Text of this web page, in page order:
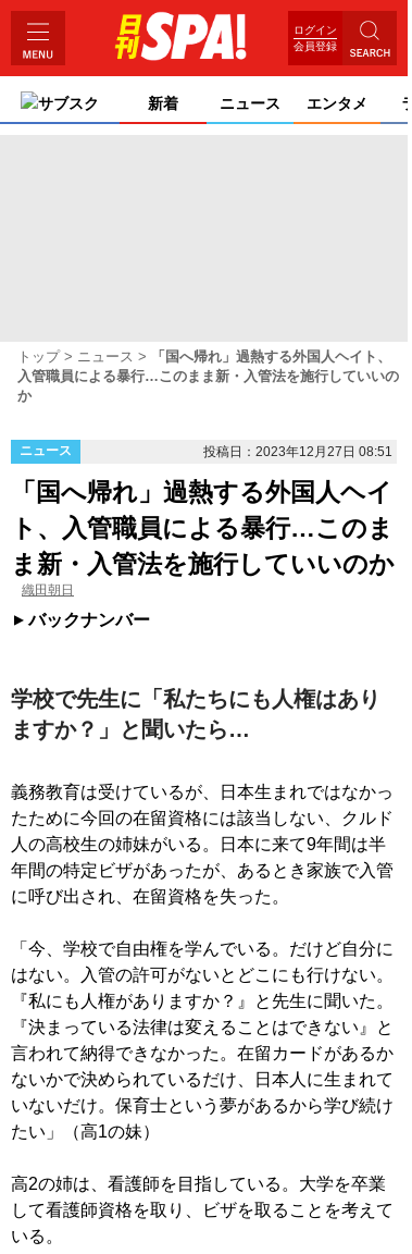
ログイン
会員登録
サブスク 新着 ニュース エンタメ
トップ ニュース
「国へ帰れ」過熱する外国人ヘイト、
入管職員による暴行…このまま新・入管法を施行していいの
か
ニュース 投稿日：2023年12月27日 08:51
「国へ帰れ」過熱する外国人ヘイ
ト、入管職員による暴行…このま
ま新・入管法を施行していいのか
織田朝日
バックナンバー
学校で先生に「私たちにも人権はあり
ますか？」と聞いたら…
義務教育は受けているが、日本生まれではなかっ
たために今回の在留資格には該当しない、クルド
人の高校生の姉妹がいる。日本に来て9年間は半
年間の特定ビザがあったが、あるとき家族で入管
に呼び出され、在留資格を失った。
「今、学校で自由権を学んでいる。だけど自分に
はない。入管の許可がないとどこにも行けない。
『私にも人権がありますか？』と先生に聞いた。
『決まっている法律は変えることはできない』と
言われて納得できなかった。在留カードがあるか
ないかで決められているだけ、日本人に生まれて
いないだけ。保育士という夢があるから学び続け
たい」（高1の妹）
高2の姉は、看護師を目指している。大学を卒業
して看護師資格を取り、ビザを取ることを考えて
いる。